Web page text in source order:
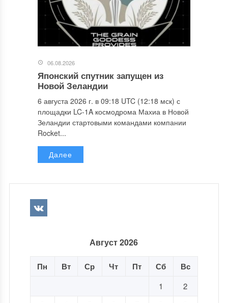
06.08.2026
Японский спутник запущен из
Новой Зеландии
6 августа 2026 г. в 09:18 UTC (12:18 мск) с
площадки LC-1A космодрома Махиа в Новой
Зеландии стартовыми командами компании
Rocket...
Далее
Август 2026
Пн Вт Ср Чт Пт Сб Вс
1
2